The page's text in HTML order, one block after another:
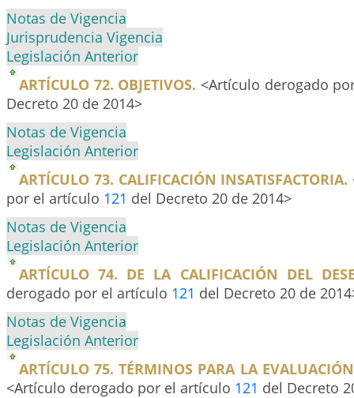
Notas de Vigencia
Jurisprudencia Vigencia
Legislación Anterior
ARTÍCULO 72. OBJETIVOS. <Artículo derogado
Decreto 20 de 2014>
Notas de Vigencia
Legislación Anterior
ARTÍCULO 73. CALIFICACIÓN INSATISFACTORIA.
por el artículo 121 del Decreto 20 de 2014>
Notas de Vigencia
Legislación Anterior
ARTÍCULO 74. DE LA CALIFICACIÓN DEL
derogado por el artículo 121 del Decreto 20 de
Notas de Vigencia
Legislación Anterior
ARTÍCULO 75. TÉRMINOS PARA LA
<Artículo derogado por el artículo 121 del Decreto